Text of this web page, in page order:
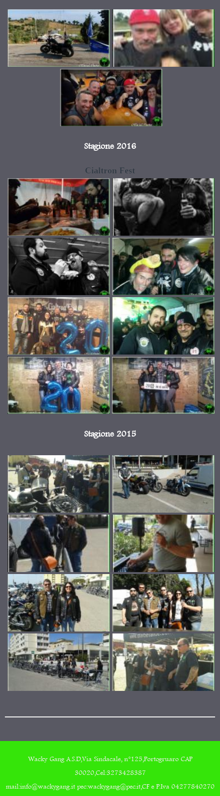
Stagione 2016
Cialtron Fest
Stagione 2015
Wacky Gang A.S.D,Via Sindacale, n°125,Portogruaro CAP
30020,Cel:3273428387
mail:info@wackygang.it pec:wackygang@pec.it,CF e P.Iva 04277840270